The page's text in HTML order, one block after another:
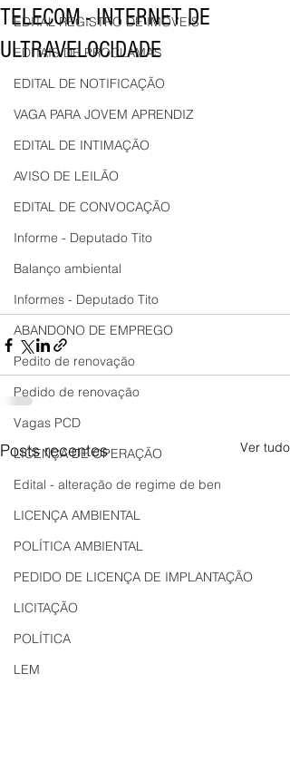
EDITAL REGISTRO DE IMÓVEIS
EDITAIS DE PROCLAMAS
EDITAL DE NOTIFICAÇÃO
VAGA PARA JOVEM APRENDIZ
EDITAL DE INTIMAÇÃO
AVISO DE LEILÃO
EDITAL DE CONVOCAÇÃO
Informe - Deputado Tito
Balanço ambiental
Informes - Deputado Tito
ABANDONO DE EMPREGO
Pedito de renovação
Pedido de renovação
Vagas PCD
LICENÇA DE OPERAÇÃO
Edital - alteração de regime de ben
LICENÇA AMBIENTAL
POLÍTICA AMBIENTAL
PEDIDO DE LICENÇA DE IMPLANTAÇÃO
LICITAÇÃO
POLÍTICA
LEM
TELECOM - INTERNET DE
ULTRAVELOCIDADE
Posts recentes Ver tudo